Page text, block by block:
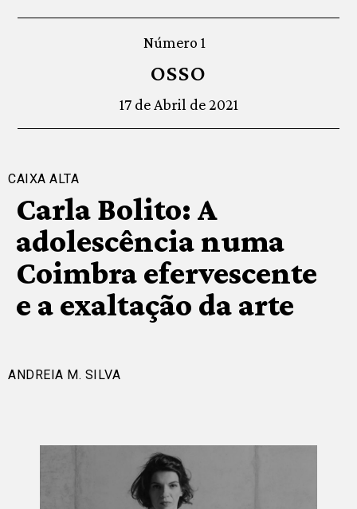
Número 1
OSSO
17 de Abril de 2021
CAIXA ALTA
Carla Bolito: A
adolescência numa
Coimbra efervescente
e a exaltação da arte
ANDREIA M. SILVA